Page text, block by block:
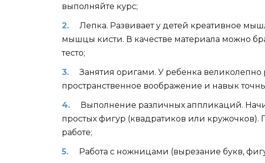
выполняйте курс;
Лепка. Развивает у детей креативное
мышцы кисти. В качестве материала можно
тесто;
Занятия оригами. У ребенка великолепно
пространственное воображение и навык
Выполнение различных аппликаций.
простых фигур (квадратиков или
работе;
Работа с ножницами (вырезание букв,